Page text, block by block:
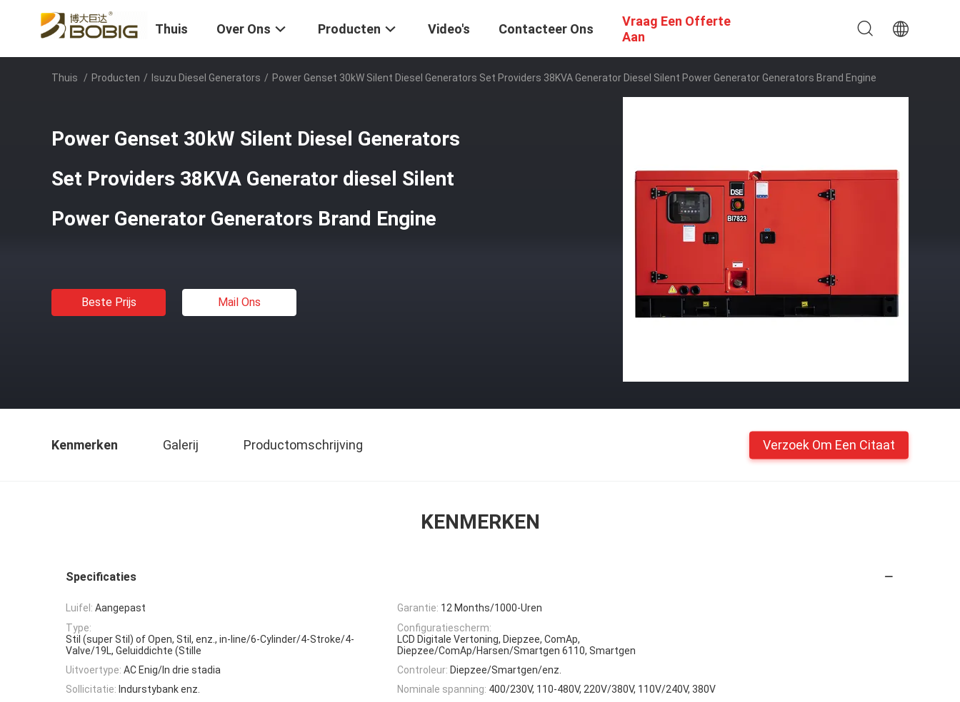
Thuis Over Ons Producten Video's Contacteer Ons
Vraag Een Offerte
Aan
Thuis / Producten / Isuzu Diesel Generators / Power Genset 30kW Silent Diesel Generators Set Providers 38KVA Generator Diesel Silent Power Generator Generators Brand Engine
Power Genset 30kW Silent Diesel Generators
Set Providers 38KVA Generator diesel Silent
Power Generator Generators Brand Engine
Beste Prijs Mail Ons
Kenmerken Galerij Productomschrijving Verzoek Om Een Citaat
KENMERKEN
Specificaties
Luifel: Aangepast Garantie: 12 Months/1000-Uren
Type:
Stil (super Stil) of Open, Stil, enz., in-line/6-Cylinder/4-Stroke/4-
Valve/19L, Geluiddichte (Stille
Configuratiescherm:
LCD Digitale Vertoning, Diepzee, ComAp,
Diepzee/ComAp/Harsen/Smartgen 6110, Smartgen
Uitvoertype: AC Enig/In drie stadia Controleur: Diepzee/Smartgen/enz.
Sollicitatie: Indurstybank enz. Nominale spanning: 400/230V, 110-480V, 220V/380V, 110V/240V, 380V